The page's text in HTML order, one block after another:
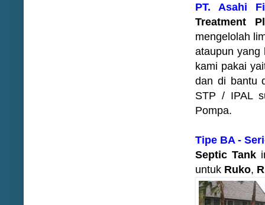
PT. Asahi
Treatment
mengelolah
ataupun yang
kami pakai
dan di bantu
STP / IPAL
Pompa.
Tipe BA -
Septic Tank
untuk Ruko,